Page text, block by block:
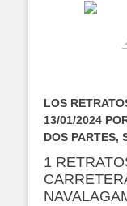
LOS
13/01/2024
DOS PARTES,
1